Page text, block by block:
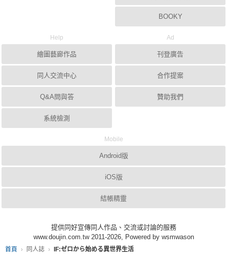
首頁 同人誌 ​IF:ゼロから始める異世界生活
BOOKY
Help
繪圖藝廊作品
同人交流中心
Q&A問與答
系統檢測
Ad
刊登廣告
合作提案
贊助我們
Mobile
Android版
iOS版
結帳精靈
提供同好宣傳同人作品、交流或討論的服務
www.doujin.com.tw 2011-2026, Powered by wsmwason